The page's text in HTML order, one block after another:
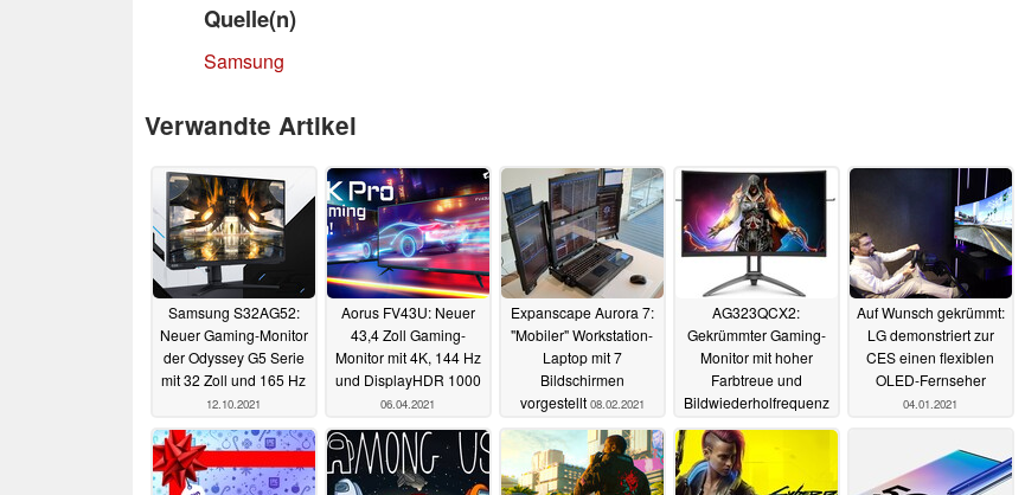
Quelle(n)
Samsung
Verwandte Artikel
Samsung S32AG52:
Neuer Gaming-Monitor
der Odyssey G5 Serie
mit 32 Zoll und 165 Hz
12.10.2021
Aorus FV43U: Neuer
43,4 Zoll Gaming-
Monitor mit 4K, 144 Hz
und DisplayHDR 1000
06.04.2021
Expanscape Aurora 7:
"Mobiler" Workstation-
Laptop mit 7
Bildschirmen
vorgestellt 08.02.2021
AG323QCX2:
Gekrümmter Gaming-
Monitor mit hoher
Farbtreue und
Bildwiederholfrequenz
19.01.2021
Auf Wunsch gekrümmt:
LG demonstriert zur
CES einen flexiblen
OLED-Fernseher
04.01.2021